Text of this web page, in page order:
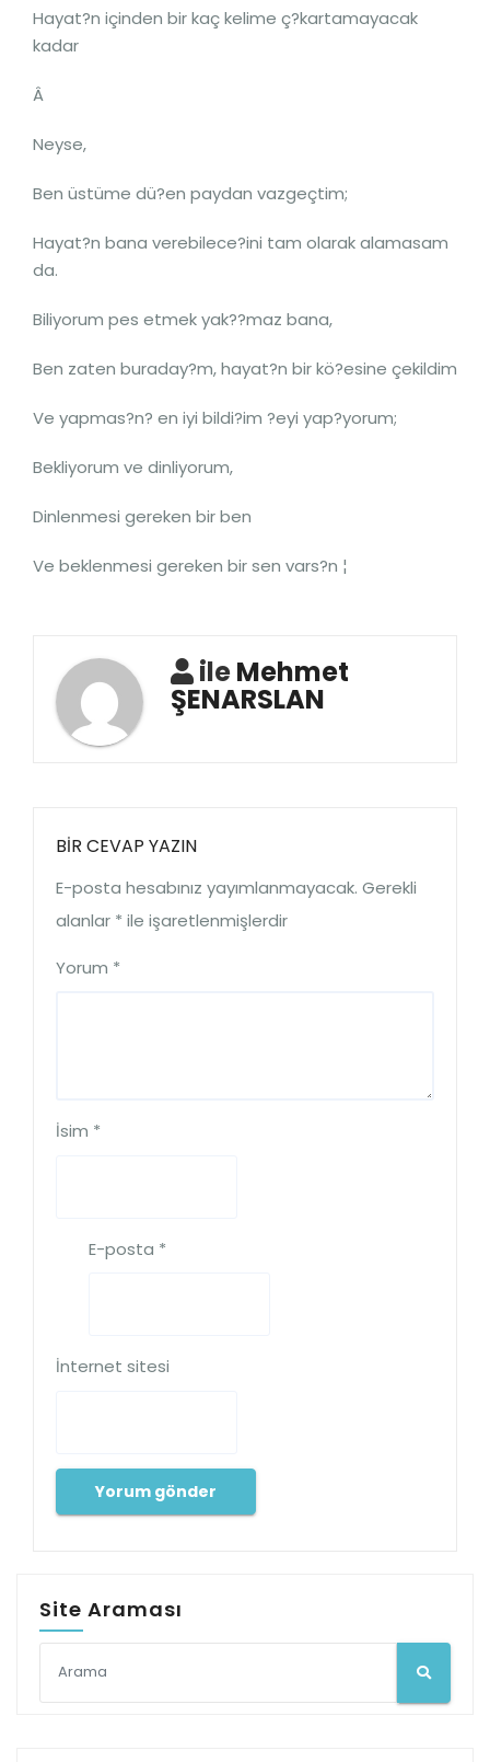
Hayat?n içinden bir kaç kelime ç?kartamayacak
kadar
Â
Neyse,
Ben üstüme dü?en paydan vazgeçtim;
Hayat?n bana verebilece?ini tam olarak alamasam
da.
Biliyorum pes etmek yak??maz bana,
Ben zaten buraday?m, hayat?n bir kö?esine çekildim
Ve yapmas?n? en iyi bildi?im ?eyi yap?yorum;
Bekliyorum ve dinliyorum,
Dinlenmesi gereken bir ben
Ve beklenmesi gereken bir sen vars?n ¦
ileMehmet
ŞENARSLAN
BIR CEVAP YAZIN
E-posta hesabınız yayımlanmayacak. Gerekli
alanlar * ile işaretlenmişlerdir
Yorum *
İsim *
E-posta *
İnternet sitesi
Site Araması